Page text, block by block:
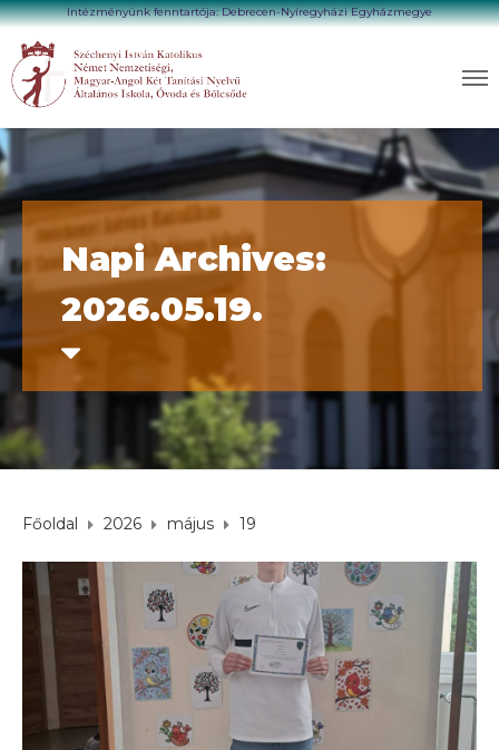
Intézményünk fenntartója: Debrecen-Nyíregyházi Egyházmegye
Napi Archives:
2026.05.19.
Főoldal 2026 május 19